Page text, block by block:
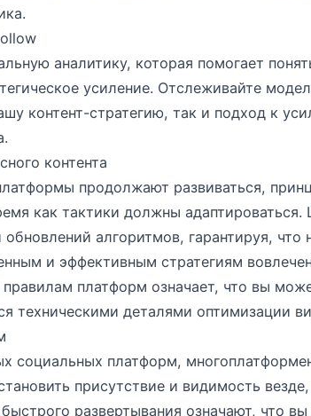
аналитику, которая помогает
усиление. Отслеживайте
контент-стратегию, так и подход к
контента
продолжают развиваться,
как тактики должны адаптироваться.
алгоритмов, гарантируя, что
и эффективным стратегиям
платформ означает, что вы
техническими деталями оптимизации
социальных платформ,
присутствие и видимость
развертывания означают, что